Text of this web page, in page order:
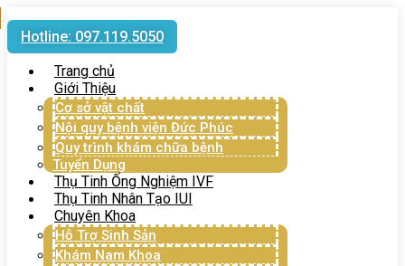
Hotline: 097.119.5050
Trang chủ
Giới Thiệu
Cơ sở vật chất
Nội quy bệnh viện Đức Phúc
Quy trình khám chữa bệnh
Tuyển Dụng
Thụ Tinh Ống Nghiệm IVF
Thụ Tinh Nhân Tạo IUI
Chuyên Khoa
Hỗ Trợ Sinh Sản
Khám Nam Khoa